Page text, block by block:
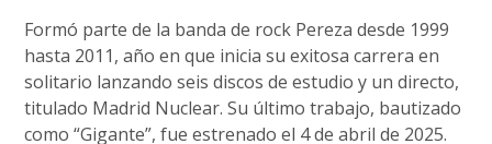
Formó parte de la banda de rock Pereza desde 1999
hasta 2011, año en que inicia su exitosa carrera en
solitario lanzando seis discos de estudio y un directo,
titulado Madrid Nuclear. Su último trabajo, bautizado
como “Gigante”, fue estrenado el 4 de abril de 2025.